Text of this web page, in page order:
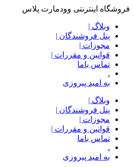
فروشگاه اینترنتی وودمارت پلاس
وبلاگ |
پنل فروشندگان |
مجوزات |
قوانین و مقررات |
تماس باما
.
به امید پیروزی
وبلاگ |
پنل فروشندگان |
مجوزات |
قوانین و مقررات |
تماس باما
.
به امید پیروزی